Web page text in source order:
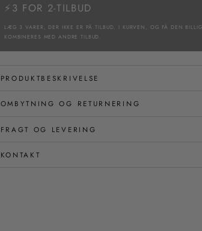
⚡3 FOR 2-TILBUD
LÆG 3 VARER, DER IKKE ER PÅ TILBUD, I KURVEN, OG FÅ DEN
KOMBINERES MED ANDRE TILBUD.
PRODUKTBESKRIVELSE
OMBYTNING OG RETURNERING
FRAGT OG LEVERING
KONTAKT